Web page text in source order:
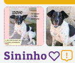
Sininho